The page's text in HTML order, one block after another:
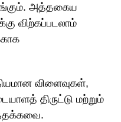
அத்தகைய
விற்கப்படலாம்
விளைவுகள்,
திருட்டு மற்றும்